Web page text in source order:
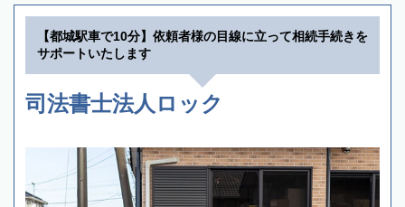
【都城駅車で10分】依頼者様の目線に立って相続手続きを
サポートいたします
司法書士法人ロック